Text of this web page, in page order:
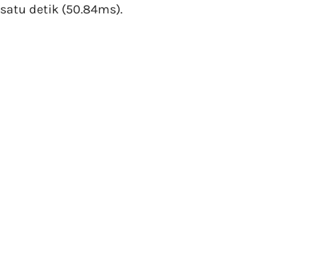
satu detik (50.84ms).